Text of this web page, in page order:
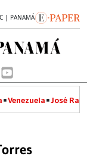
| PANAMÁ
Venezuela José